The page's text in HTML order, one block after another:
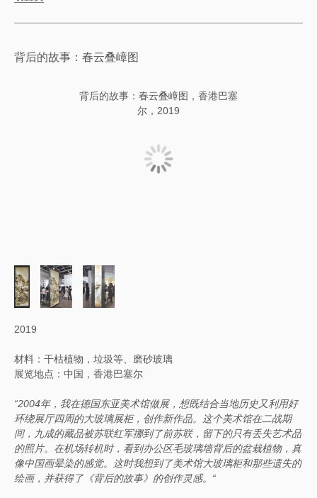
背后的故事：春云叠嶂图
背后的故事：春云叠嶂图，香港巴塞
尔，2019
2019
材料：干枯植物，垃圾等、磨砂玻璃
展览地点：中国，香港巴塞尔
“2004年，我在德国东亚美术馆做展，想既结合当地历史又利用好
环绕展厅四周的大玻璃展柜，创作新作品。这个美术馆在二战期
间，九成的藏品被苏联红军挪到了前苏联，留下的只有丢失艺术品
的照片。在机场转机时，看到办公区毛玻璃墙背后的盆栽植物，真
像中国画晕染的感觉。这时我想到了美术馆大玻璃柜和那些遗失的
绘画，并获得了《背后的故事》的创作灵感。“